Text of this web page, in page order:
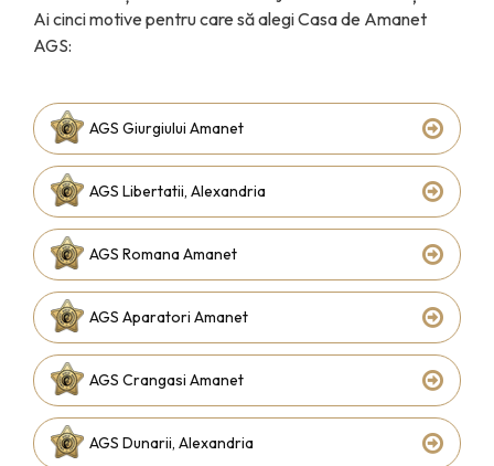
Ai cinci motive pentru care să alegi Casa de Amanet
AGS:
AGS Giurgiului Amanet
AGS Libertatii, Alexandria
AGS Romana Amanet
AGS Aparatori Amanet
AGS Crangasi Amanet
AGS Dunarii, Alexandria